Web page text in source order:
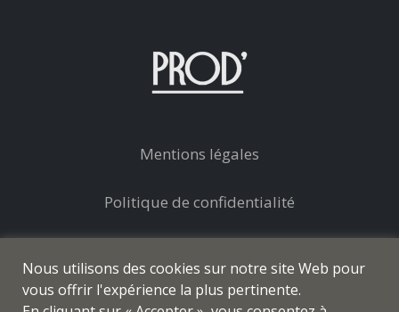
Mentions légales
Politique de confidentialité
Nous utilisons des cookies sur notre site Web pour
vous offrir l'expérience la plus pertinente.